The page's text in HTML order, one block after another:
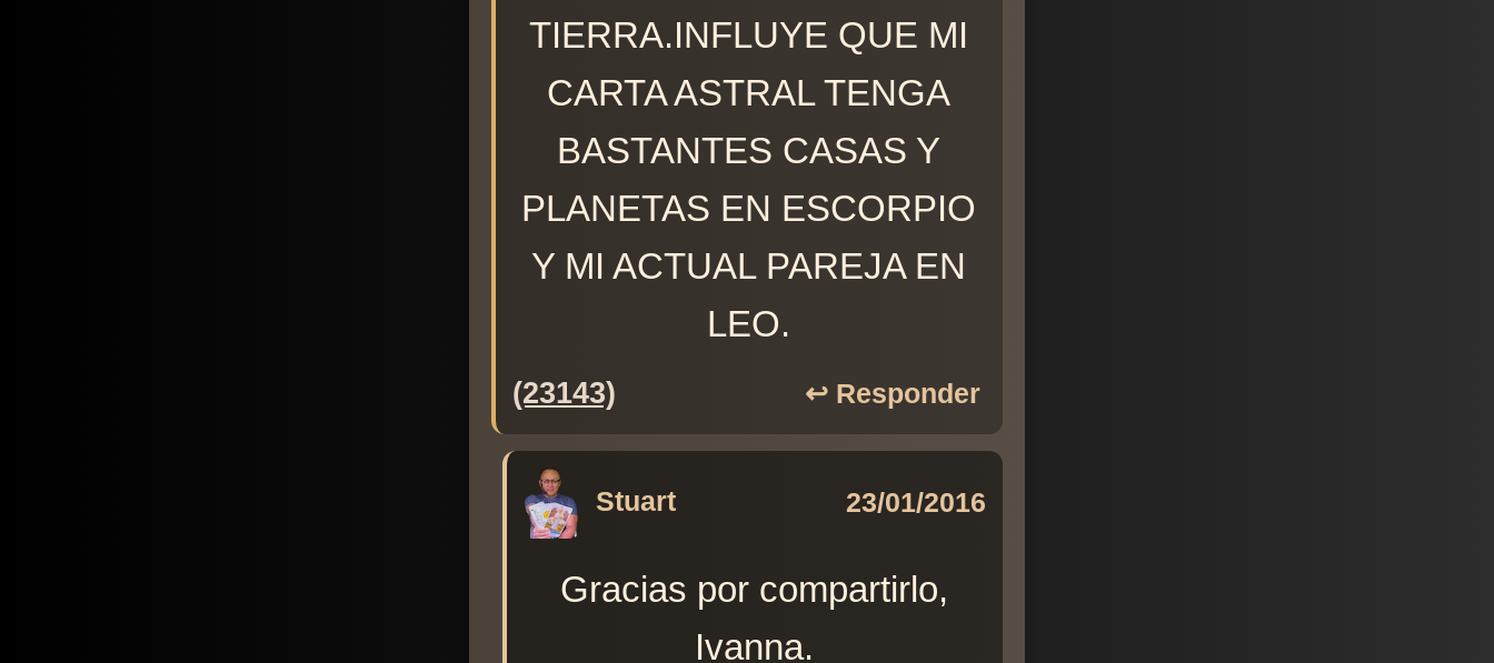
TIERRA.INFLUYE QUE MI
CARTA ASTRAL TENGA
BASTANTES CASAS Y
PLANETAS EN ESCORPIO
Y MI ACTUAL PAREJA EN
LEO.
(23143) ↩️ Responder
Stuart 23/01/2016
Gracias por compartirlo,
Ivanna.